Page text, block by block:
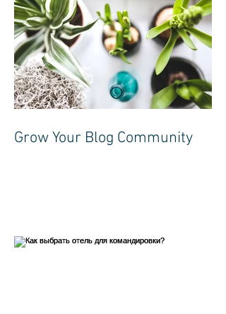
Grow Your Blog Community